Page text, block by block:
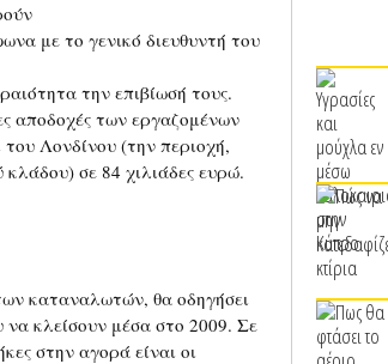
με το γενικό διευθυντή του
την επιβίωσή τους.
αποδοχές των εργαζομένων
Λονδίνου (την περιοχή,
σε 84 χιλιάδες ευρώ.
καταναλωτών, θα οδηγήσει
να κλείσουν μέσα στο 2009. Σε
στην αγορά είναι οι